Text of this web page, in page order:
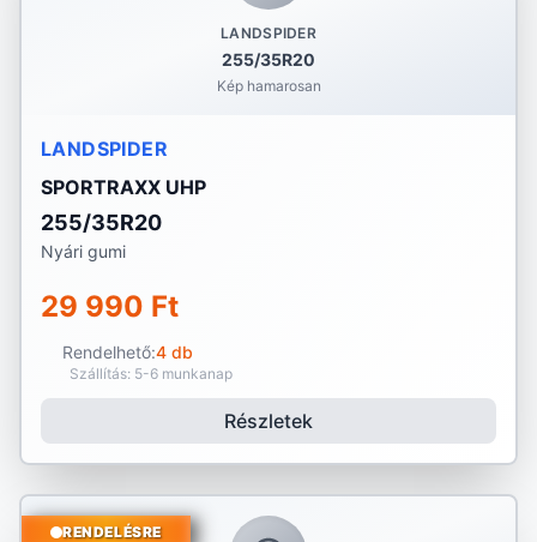
LANDSPIDER
255/35R20
Kép hamarosan
LANDSPIDER
SPORTRAXX UHP
255/35R20
Nyári gumi
29 990 Ft
Rendelhető:4 db
Szállítás: 5-6 munkanap
Részletek
RENDELÉSRE